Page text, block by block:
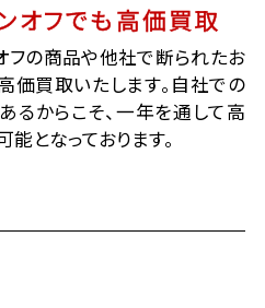
オフでも高価買取
フの商品や他社で断られたお
価買取いたします。自社での
るからこそ、一年を通して高
となっております。